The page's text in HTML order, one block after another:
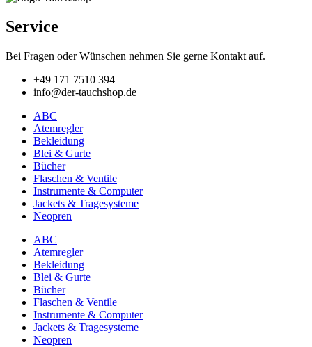
Service
Bei Fragen oder Wünschen nehmen Sie gerne Kontakt auf.
+49 171 7510 394
info@der-tauchshop.de
ABC
Atemregler
Bekleidung
Blei & Gurte
Bücher
Flaschen & Ventile
Instrumente & Computer
Jackets & Tragesysteme
Neopren
ABC
Atemregler
Bekleidung
Blei & Gurte
Bücher
Flaschen & Ventile
Instrumente & Computer
Jackets & Tragesysteme
Neopren